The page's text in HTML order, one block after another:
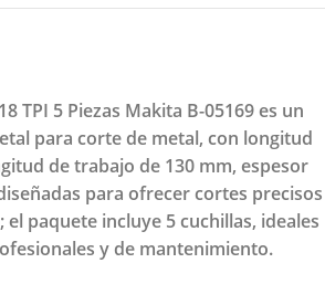
TPI 5 Piezas Makita B-05169 es un
para corte de metal, con longitud
de trabajo de 130 mm, espesor
para ofrecer cortes precisos
paquete incluye 5 cuchillas, ideales
y de mantenimiento.